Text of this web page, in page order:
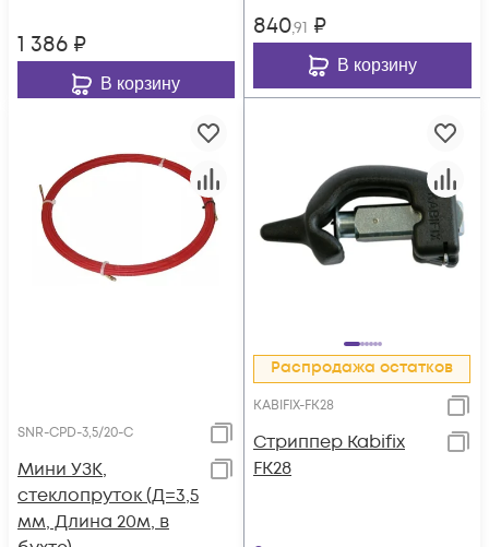
1 386 ₽
В корзину
840,91 ₽
В корзину
SNR-CPD-3,5/20-C
Мини УЗК,
стеклопруток (Д=3,5
мм, Длина 20м, в
Распродажа остатков
KABIFIX-FK28
Стриппер Kabifix
FK28